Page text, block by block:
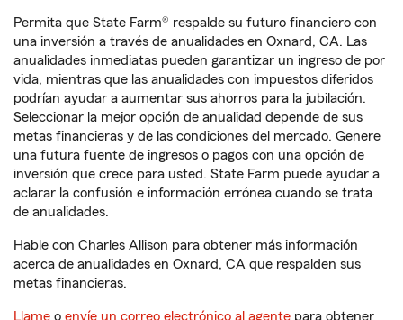
Permita que State Farm® respalde su futuro financiero con
una inversión a través de anualidades en Oxnard, CA. Las
anualidades inmediatas pueden garantizar un ingreso de por
vida, mientras que las anualidades con impuestos diferidos
podrían ayudar a aumentar sus ahorros para la jubilación.
Seleccionar la mejor opción de anualidad depende de sus
metas financieras y de las condiciones del mercado. Genere
una futura fuente de ingresos o pagos con una opción de
inversión que crece para usted. State Farm puede ayudar a
aclarar la confusión e información errónea cuando se trata
de anualidades.
Hable con Charles Allison para obtener más información
acerca de anualidades en Oxnard, CA que respalden sus
metas financieras.
Llame o envíe un correo electrónico al agente para obtener